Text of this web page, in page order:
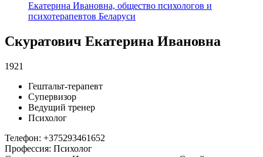
Скуратович Екатерина Ивановна
1921
Гештальт-терапевт
Супервизор
Ведущий тренер
Психолог
Телефон: +375293461652
Профессия: Психолог